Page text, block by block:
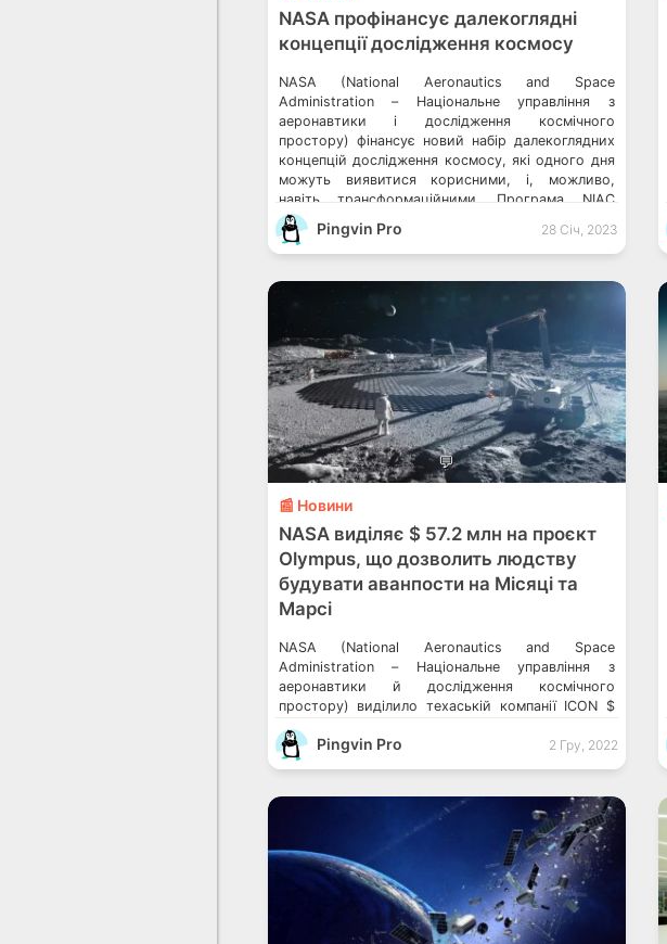
NASA профінансує далекоглядні
концепції дослідження космосу
NASA (National Aeronautics and Space
Administration – Національне управління з
аеронавтики і дослідження космічного
простору) фінансує новий набір далекоглядних
концепцій дослідження космосу, які одного дня
можуть виявитися корисними, і, можливо,
навіть трансформаційними. Програма NIAC
(NASA Innovative Advanced Concepts –
Інноваційні передові концепції NASA) забезпечує
фінансування ранніх досліджень технологій. Такі
Гранти NIAC вартістю […]
Pingvin Pro 28 Січ, 2023
💬
📰 Новини
NASA виділяє $ 57.2 млн на проєкт
Olympus, що дозволить людству
будувати аванпости на Місяці та
Марсі
NASA (National Aeronautics and Space
Administration – Національне управління з
аеронавтики й дослідження космічного
простору) виділило техаській компанії ICON $
розробкою технології, що дозволить людству
будувати аванпости на Місяці та Марсі,
змінити парадигму дослідження космосу з “туди
Pingvin Pro 2 Гру, 2022